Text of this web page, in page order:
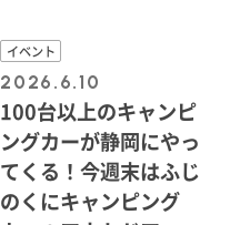
イベント
2026.6.10
100台以上のキャンピ
ングカーが静岡にやっ
てくる！今週末はふじ
のくにキャンピング